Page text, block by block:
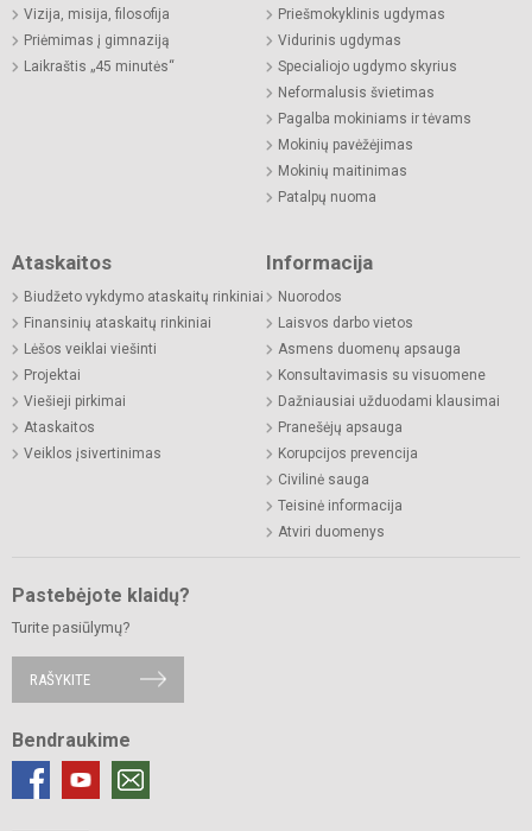
Vizija, misija, filosofija
Priėmimas į gimnaziją
Laikraštis „45 minutės“
Priešmokyklinis ugdymas
Vidurinis ugdymas
Specialiojo ugdymo skyrius
Neformalusis švietimas
Pagalba mokiniams ir tėvams
Mokinių pavėžėjimas
Mokinių maitinimas
Patalpų nuoma
Ataskaitos
Biudžeto vykdymo ataskaitų rinkiniai
Finansinių ataskaitų rinkiniai
Lėšos veiklai viešinti
Projektai
Viešieji pirkimai
Ataskaitos
Veiklos įsivertinimas
Informacija
Nuorodos
Laisvos darbo vietos
Asmens duomenų apsauga
Konsultavimasis su visuomene
Dažniausiai užduodami klausimai
Pranešėjų apsauga
Korupcijos prevencija
Civilinė sauga
Teisinė informacija
Atviri duomenys
Pastebėjote klaidų?
Turite pasiūlymų?
RAŠYKITE
Bendraukime